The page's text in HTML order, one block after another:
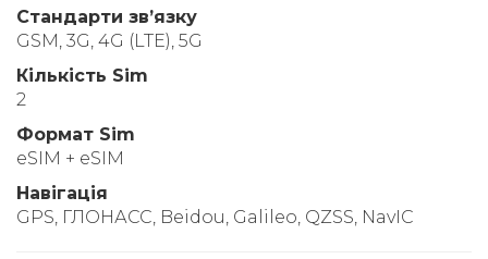
Стандарти звʼязку
GSM, 3G, 4G (LTE), 5G
Кількість Sim
2
Формат Sim
eSIM + eSIM
Навігація
GPS, ГЛОНАСС, Beidou, Galileo, QZSS, NavIC